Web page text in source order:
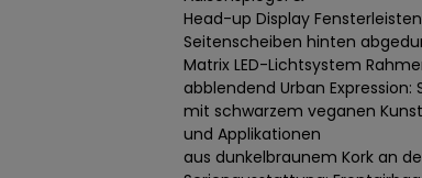
Head-up Display
Seitenscheiben hinten
Matrix LED-Lichtsystem
abblendend Urban Expression:
mit schwarzem veganen
und Applikationen
aus dunkelbraunem Kork an